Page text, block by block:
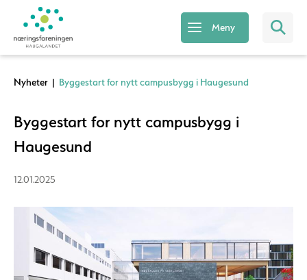
Meny
Nyheter | Byggestart for nytt campusbygg i Haugesund
Byggestart for nytt campusbygg i
Haugesund
12.01.2025